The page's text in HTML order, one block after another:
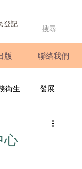
登記
版 聯絡我們
衛生 發展
圓桌會議
心